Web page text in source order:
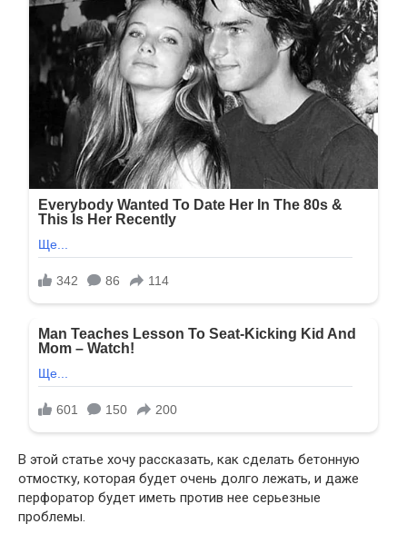
В этой статье хочу рассказать, как сделать бетонную
отмостку, которая будет очень долго лежать, и даже
перфоратор будет иметь против нее серьезные
проблемы.